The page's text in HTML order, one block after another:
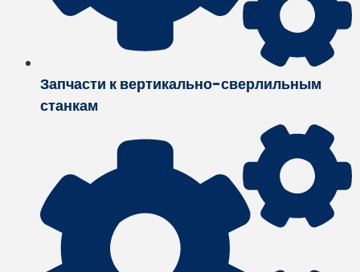
Запчасти к вертикально-сверлильным
станкам